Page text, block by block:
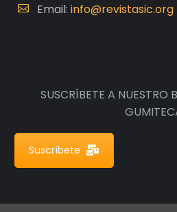
Email: info@revistasic.org
SUSCRÍBETE A NUESTRO
Suscríbete